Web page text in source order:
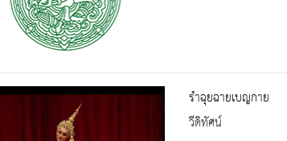
รำฉุยฉายเบญกาย
วีดิทัศน์